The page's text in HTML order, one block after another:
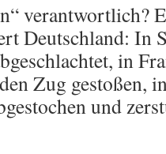
verantwortlich?
Deutschland: In
in
Zug gestoßen,
und